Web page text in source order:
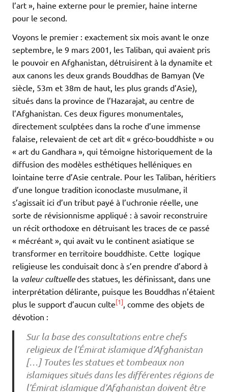
l’art », haine externe pour le premier, haine interne
pour le second.
Voyons le premier : exactement six mois avant le onze
septembre, le 9 mars 2001, les Taliban, qui avaient pris
le pouvoir en Afghanistan, détruisirent à la dynamite et
aux canons les deux grands Bouddhas de Bamyan (Ve
siècle, 53m et 38m de haut, les plus grands d’Asie),
situés dans la province de l’Hazarajat, au centre de
l’Afghanistan. Ces deux figures monumentales,
directement sculptées dans la roche d’une immense
falaise, relevaient de cet art dit « gréco-bouddhiste » ou
« art du Gandhara », qui témoigne historiquement de la
diffusion des modèles esthétiques helléniques en
lointaine terre d’Asie centrale. Pour les Taliban, héritiers
d’une longue tradition iconoclaste musulmane, il
s’agissait ici d’un tribut payé à l’uchronie réelle, une
sorte de révisionnisme appliqué : à savoir reconstruire
un récit orthodoxe en détruisant les traces de ce passé
« mécréant », qui avait vu le continent asiatique se
transformer en territoire bouddhiste. Cette logique
religieuse les conduisait donc à s’en prendre d’abord à
la valeur cultuelledes statues, les définissant, dans une
interprétation délirante, puisque les Bouddhas n’étaient
plus le support d’aucun culte[1], comme des objets de
dévotion :
Sur la base des consultations entre chefs
religieux de l’Émirat islamique d’Afghanistan
[…] Toutes les statues et tombeaux non
islamiques situés dans les différentes régions de
l’Émirat islamique d’Afghanistan doivent être